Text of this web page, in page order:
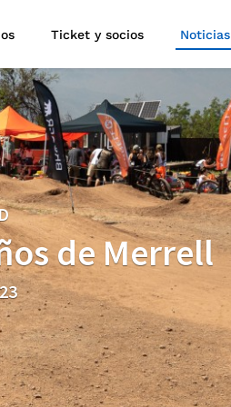
Ticket y socios Noticias
de Merrell